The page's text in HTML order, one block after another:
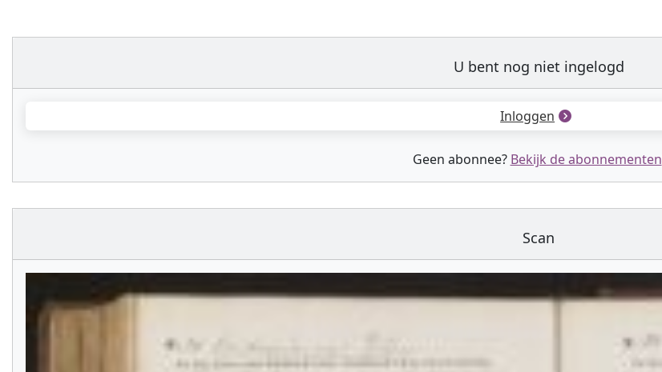
U bent nog niet ingelogd
Inloggen
Geen abonnee? Bekijk de abonnementen
Scan